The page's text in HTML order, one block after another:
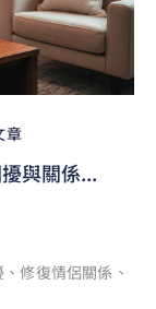
章
與關係...
修復情侶關係、